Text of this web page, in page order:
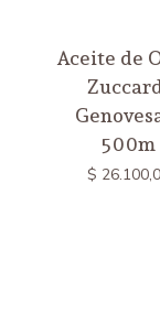
Aceite de
500m
$